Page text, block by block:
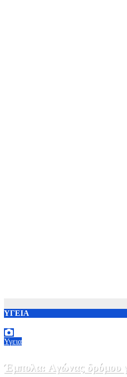
ΥΓΕΙΑ
Υγεια
Έμπολα: Αγώνας δρόμου